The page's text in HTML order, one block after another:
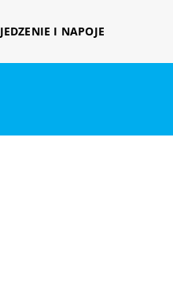
JEDZENIE I NAPOJE